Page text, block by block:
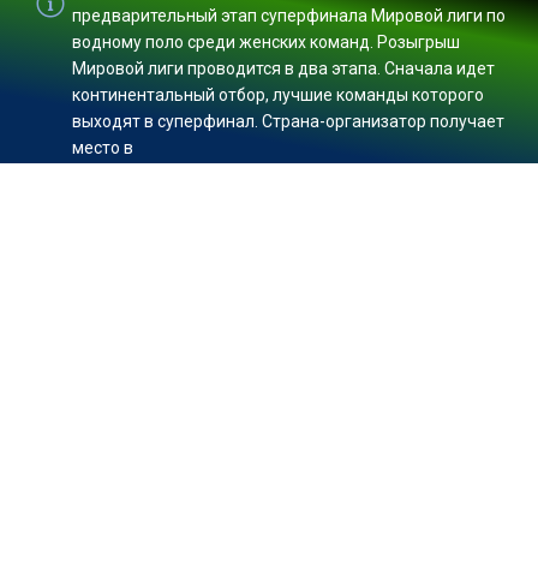
предварительный этап суперфинала Мировой лиги по
водному поло среди женских команд. Розыгрыш
Мировой лиги проводится в два этапа. Сначала идет
континентальный отбор, лучшие команды которого
выходят в суперфинал. Страна-организатор получает
место в